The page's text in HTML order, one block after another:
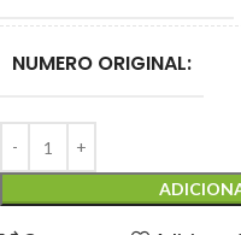
NUMERO ORIGINAL: